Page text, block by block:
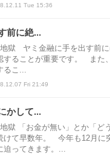
Tue 15:36
前に絶...
獄 ヤミ金融に手を出す前
することが重要です。 また
こ...
Fri 21:49
かして...
獄 「お金が無い」とか「ど
けて早数年。 今年も12月に
ってきます。...